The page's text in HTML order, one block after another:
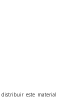
distribuir este material